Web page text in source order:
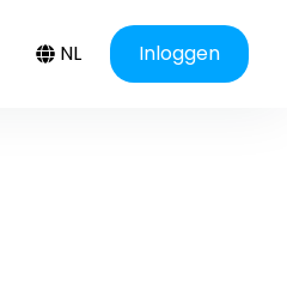
NL Inloggen